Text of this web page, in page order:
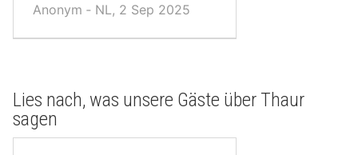
Anonym ‐ NL, 2 Sep 2025
Lies nach, was unsere Gäste über Thaur
sagen